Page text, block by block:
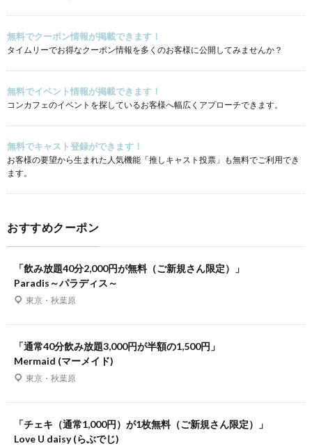
無料でクーポン情報が掲載できます！
タイムリーでお得なクーポン情報を多くのお客様に公開してみませんか？
無料でイベント情報が掲載できます！
コンカフェのイベントを探しているお客様へ幅広くアプローチできます。
無料でキャスト登録ができます！
お客様の要望から生まれた人気機能「推しキャスト投票」も無料でご利用でき
ます。
おすすめクーポン
「飲み放題40分2,000円が無料（ご新規さん限定）」
Paradis～パラディス～
東京・秋葉原
「通常40分飲み放題3,000円が半額の1,500円」
Mermaid (マーメイド)
東京・秋葉原
「チェキ（通常1,000円）が1枚無料（ご新規さん限定）」
Love U daisy (らぶでじ)